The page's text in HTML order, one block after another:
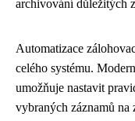
archivování důležitých
Automatizace
celého systému.
umožňuje nastavit
vybraných záznamů